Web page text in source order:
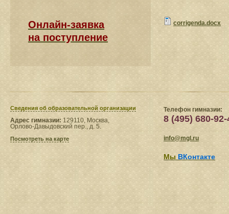
corrigenda.docx
Онлайн-заявка
на поступление
Сведения​ об образовательной организации
Адрес гимназии: 129110, Москва,
Орлово-Давыдовский пер., д. 5.
Посмотреть на карте
Телефон гимназии:
8 (495) 680-92-
info@mgl.ru
Мы ВКонтакте